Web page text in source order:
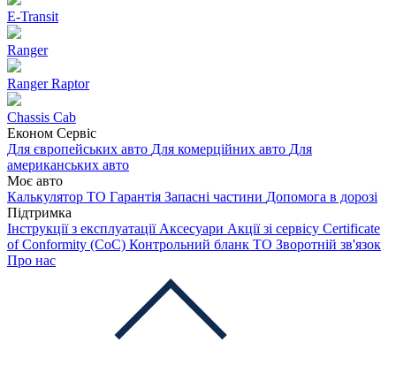
E-Transit
Ranger
Ranger Raptor
Chassis Cab
Економ Сервіс
Для європейських авто Для комерційних авто Для
американських авто
Моє авто
Калькулятор ТО Гарантія Запасні частини Допомога в дорозі
Підтримка
Інструкції з експлуатації Аксесуари Акції зі сервісу Certificate
of Conformity (CoC) Контрольний бланк ТО Зворотній зв'язок
Про нас